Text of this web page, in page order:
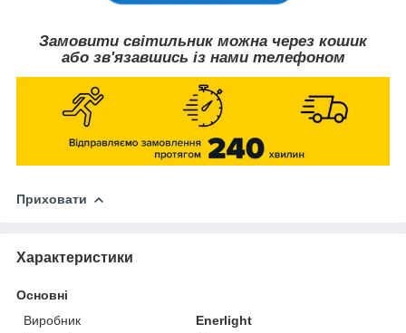
Замовити світильник можна через кошик
або зв'язавшись із нами телефоном
Приховати
Характеристики
Основні
Виробник
Enerlight